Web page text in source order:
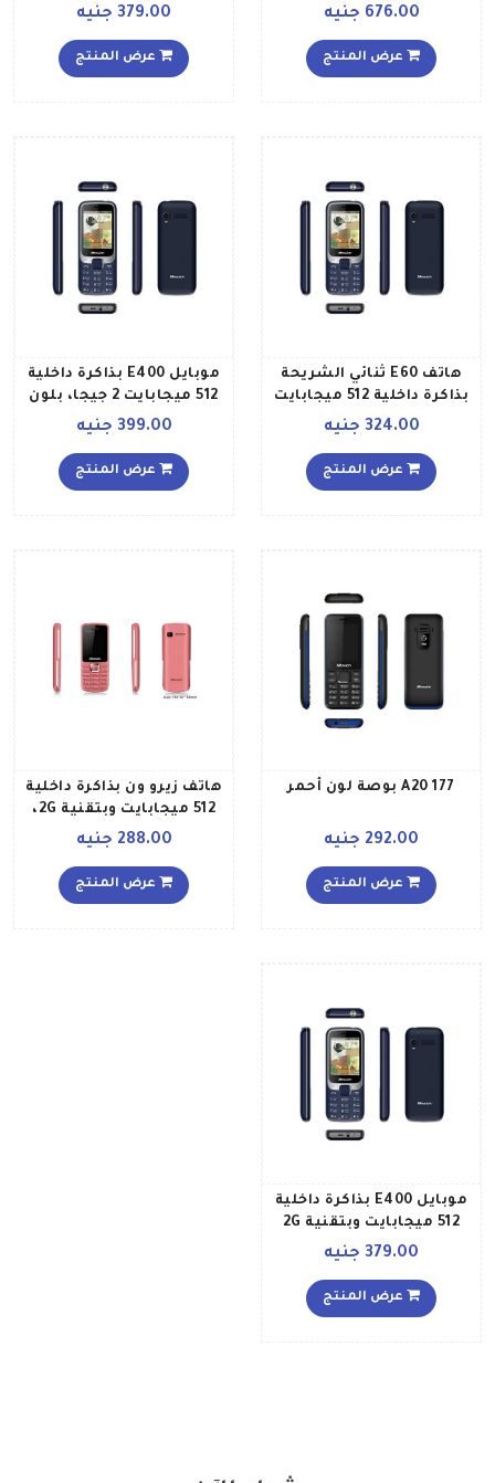
676.00 جنيه
عرض المنتج
379.00 جنيه
عرض المنتج
هاتف E60 ثنائي الشريحة
بذاكرة داخلية 512 ميجابايت
وبتقنية 2G وبلون أخضر324.00 جنيه
عرض المنتج
موبايل E400 بذاكرة داخلية
512 ميجابايت 2 جيجا، بلون
أسود
399.00 جنيه
عرض المنتج
A20 177 بوصة لون أحمر
292.00 جنيه
عرض المنتج
هاتف زيرو ون بذاكرة داخلية
512 ميجابايت وبتقنية 2G،
بلون وردي
288.00 جنيه
عرض المنتج
موبايل E400 بذاكرة داخلية
512 ميجابايت وبتقنية 2G
وبلون أزرق
379.00 جنيه
عرض المنتج